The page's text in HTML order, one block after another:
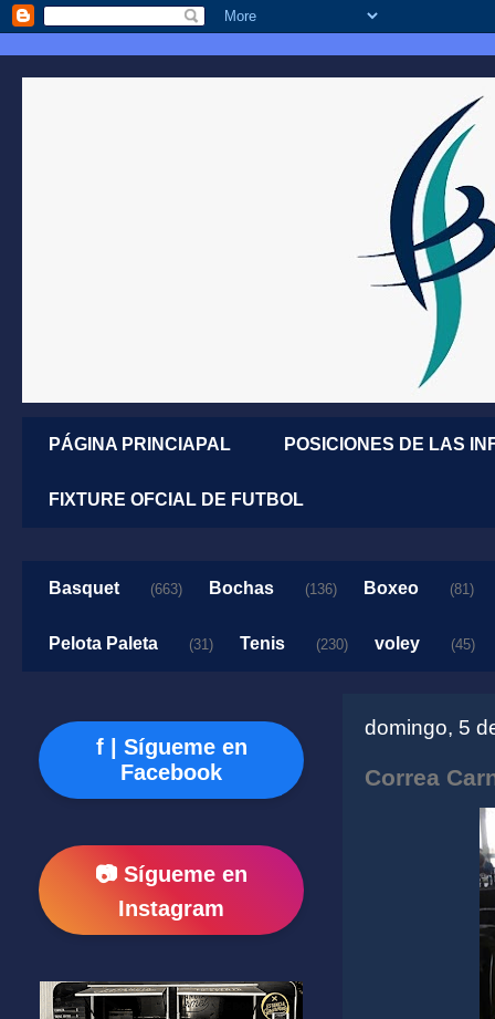
PÁGINA PRINCIAPAL POSICIONES DE LAS
FIXTURE OFCIAL DE FUTBOL
Basquet (663) Bochas (136) Boxeo (81)
Pelota Paleta (31) Tenis (230) voley (45)
domingo, 5
Correa
f | Sígueme en
Facebook
📷 Sígueme en
Instagram